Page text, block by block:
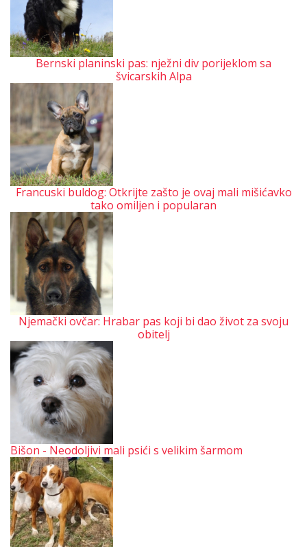
Bernski planinski pas: nježni div porijeklom sa
švicarskih Alpa
Francuski buldog: Otkrijte zašto je ovaj mali mišićavko
tako omiljen i popularan
Njemački ovčar: Hrabar pas koji bi dao život za svoju
obitelj
Bišon - Neodoljivi mali psići s velikim šarmom